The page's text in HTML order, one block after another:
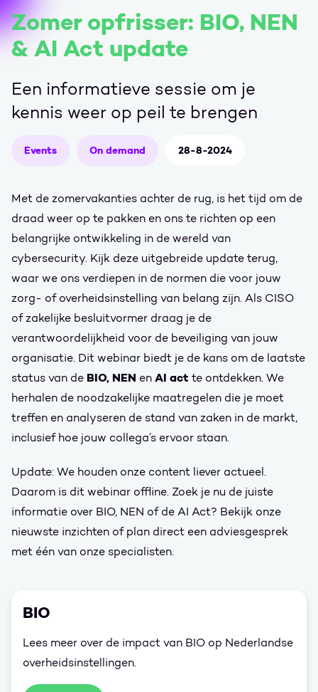
Zomer opfrisser: BIO, NEN
& AI Act update
Een informatieve sessie om je
kennis weer op peil te brengen
Events On demand 28-8-2024
Met de zomervakanties achter de rug, is het tijd om de
draad weer op te pakken en ons te richten op een
belangrijke ontwikkeling in de wereld van
cybersecurity. Kijk deze uitgebreide update terug,
waar we ons verdiepen in de normen die voor jouw
zorg- of overheidsinstelling van belang zijn. Als CISO
of zakelijke besluitvormer draag je de
verantwoordelijkheid voor de beveiliging van jouw
organisatie. Dit webinar biedt je de kans om de laatste
status van de BIO, NEN en AI act te ontdekken. We
herhalen de noodzakelijke maatregelen die je moet
treffen en analyseren de stand van zaken in de markt,
inclusief hoe jouw collega’s ervoor staan.
Update: We houden onze content liever actueel.
Daarom is dit webinar offline. Zoek je nu de juiste
informatie over BIO, NEN of de AI Act? Bekijk onze
nieuwste inzichten of plan direct een adviesgesprek
met één van onze specialisten.
BIO
Lees meer over de impact van BIO op Nederlandse
overheidsinstellingen.